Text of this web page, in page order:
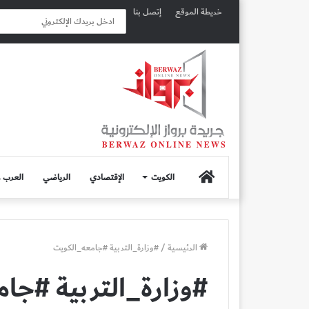
خريطة الموقع إتصل بنا
الصفحة
الرئيسية
الكويت الإقتصادي الرياضي العرب
الرئيسية/#وزارة_التربية #جامعه_الكويت
#وزارة_التربية